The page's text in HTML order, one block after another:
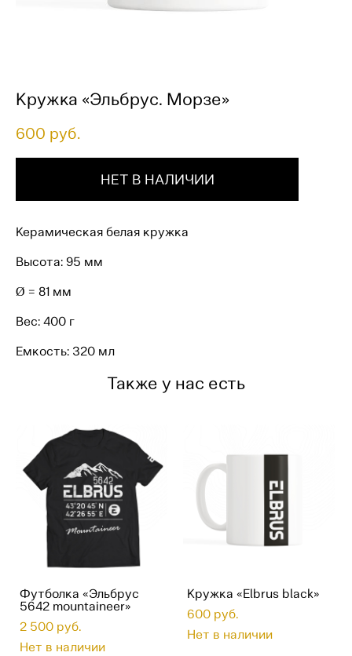
Кружка «Эльбрус. Морзе»
600 pуб.
НЕТ В НАЛИЧИИ
Керамическая белая кружка
Высота: 95 мм
Ø = 81 мм
Вес: 400 г
Емкость: 320 мл
Также у нас есть
Футболка «Эльбрус
5642 mountaineer»
2 500 pуб.
Нет в наличии
Кружка «Elbrus black»
600 pуб.
Нет в наличии